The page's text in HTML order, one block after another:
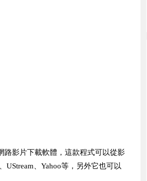
路影片下載軟體，這款程式可以從影
UStream、Yahoo等，另外它也可以